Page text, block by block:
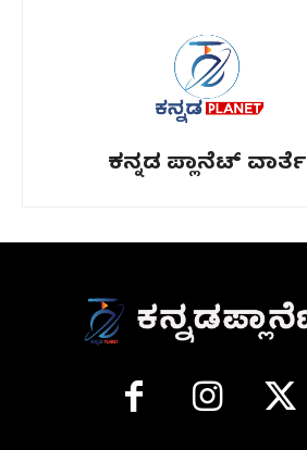
ಕನ್ನಡ ಪ್ಲಾನೆಟ್ ವಾರ್ತೆ